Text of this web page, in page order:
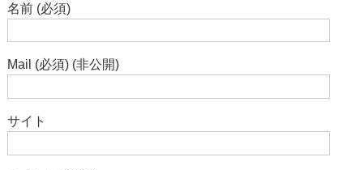
名前 (必須)
Mail (必須) (非公開)
サイト